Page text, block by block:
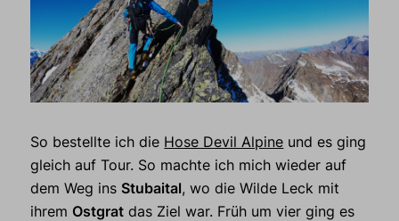
So bestellte ich die Hose Devil Alpine und es ging
gleich auf Tour. So machte ich mich wieder auf
dem Weg ins Stubaital, wo die Wilde Leck mit
ihrem Ostgrat das Ziel war. Früh um vier ging es